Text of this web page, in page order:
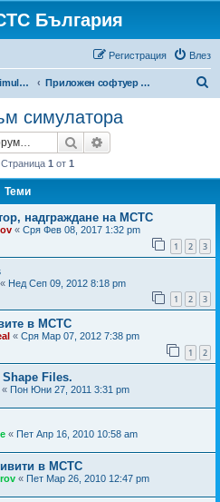
България
Влез
Регистрация
Microsoft Train Simulator България Приложен софтуер към симулатора
симулатора
Търсене
1 от 1
Теми
надграждане на МСТС
« Сря Фев 08, 2017 1:32 pm
1 2 3
« Нед Сеп 09, 2012 8:18 pm
1 2 3
в МСТС
« Сря Мар 07, 2012 7:38 pm
1 2
Shape Files.
« Пон Юни 27, 2011 3:31 pm
« Пет Апр 16, 2010 10:58 am
в МСТС
« Пет Мар 26, 2010 12:47 pm